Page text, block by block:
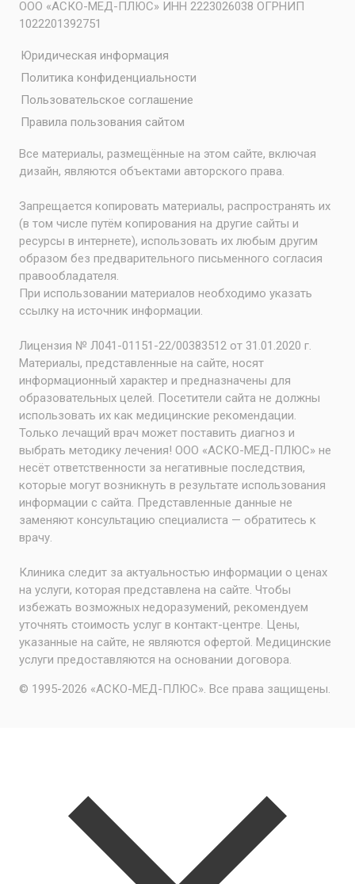
ООО «АСКО-МЕД-ПЛЮС» ИНН 2223026038 ОГРНИП
1022201392751
Юридическая информация
Политика конфиденциальности
Пользовательское соглашение
Правила пользования сайтом
Все материалы, размещённые на этом сайте, включая
дизайн, являются объектами авторского права.
Запрещается копировать материалы, распространять их
(в том числе путём копирования на другие сайты и
ресурсы в интернете), использовать их любым другим
образом без предварительного письменного согласия
правообладателя.
При использовании материалов необходимо указать
ссылку на источник информации.
Лицензия № Л041-01151-22/00383512 от 31.01.2020 г.
Материалы, представленные на сайте, носят
информационный характер и предназначены для
образовательных целей. Посетители сайта не должны
использовать их как медицинские рекомендации.
Только лечащий врач может поставить диагноз и
выбрать методику лечения! ООО «АСКО-МЕД-ПЛЮС» не
несёт ответственности за негативные последствия,
которые могут возникнуть в результате использования
информации с сайта. Представленные данные не
заменяют консультацию специалиста — обратитесь к
врачу.
Клиника следит за актуальностью информации о ценах
на услуги, которая представлена на сайте. Чтобы
избежать возможных недоразумений, рекомендуем
уточнять стоимость услуг в контакт-центре. Цены,
указанные на сайте, не являются офертой. Медицинские
услуги предоставляются на основании договора.
© 1995-2026 «АСКО-МЕД-ПЛЮС». Все права защищены.